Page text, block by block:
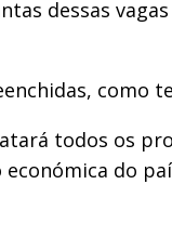
dessas
como
todos os
do